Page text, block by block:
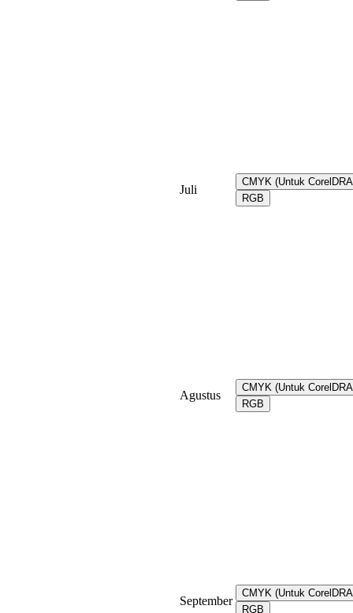
Juli
CMYK (Untuk
RGB
Agustus
CMYK (Untuk
RGB
September
CMYK (Untuk
RGB